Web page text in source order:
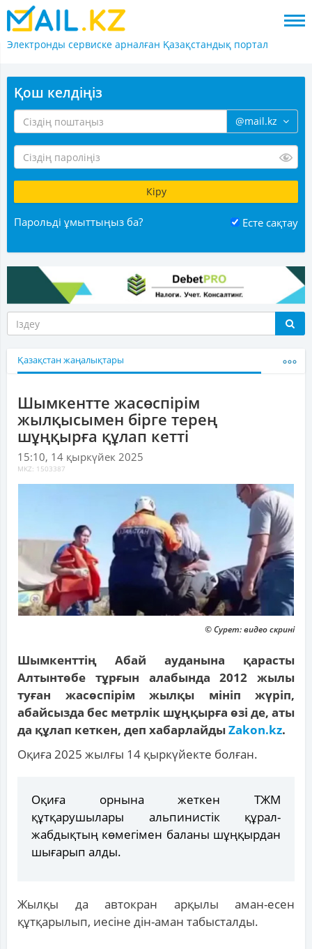
Электронды сервиске арналған Қазақстандық портал
Қош келдіңіз
@mail.kz
Парольді ұмыттыңыз ба? Есте сақтау
Қазақстан жаңалықтары
Шымкентте жасөспірім
жылқысымен бірге терең
шұңқырға құлап кетті
15:10, 14 қыркүйек 2025
MKZ: 1503387
© Сурет: видео скрині
Шымкенттің Абай ауданына қарасты
Алтынтөбе тұрғын алабында 2012 жылы
туған жасөспірім жылқы мініп жүріп,
абайсызда бес метрлік шұңқырға өзі де, аты
да құлап кеткен, деп хабарлайдыZakon.kz.
Оқиға 2025 жылғы 14 қыркүйекте болған.
Оқиға орнына жеткен ТЖМ
құтқарушылары альпинистік құрал-
жабдықтың көмегімен баланы шұңқырдан
шығарып алды.
Жылқы да автокран арқылы аман-есен
құтқарылып, иесіне дін-аман табысталды.